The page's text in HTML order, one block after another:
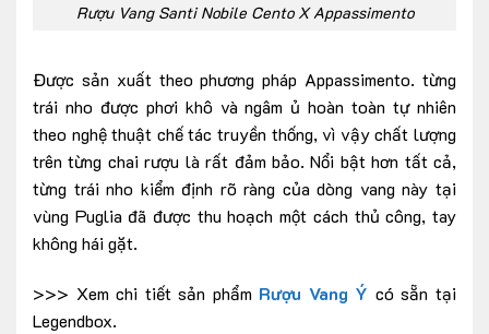
Rượu Vang Santi Nobile Cento X Appassimento
Được sản xuất theo phương pháp Appassimento. từng
trái nho được phơi khô và ngâm ủ hoàn toàn tự nhiên
theo nghệ thuật chế tác truyền thống, vì vậy chất lượng
trên từng chai rượu là rất đảm bảo. Nổi bật hơn tất cả,
từng trái nho kiểm định rõ ràng của dòng vang này tại
vùng Puglia đã được thu hoạch một cách thủ công, tay
không hái gặt.
>>> Xem chi tiết sản phẩm Rượu Vang Ý có sẵn tại
Legendbox.